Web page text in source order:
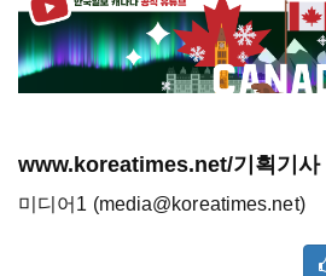
www.koreatimes.net/기획기사
미디어1 (media@koreatimes.net)